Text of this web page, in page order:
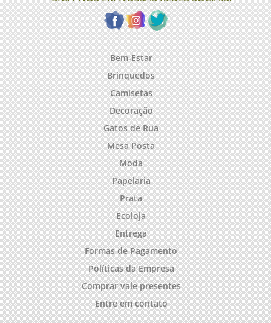
Bem-Estar
Brinquedos
Camisetas
Decoração
Gatos de Rua
Mesa Posta
Moda
Papelaria
Prata
Ecoloja
Entrega
Formas de Pagamento
Políticas da Empresa
Comprar vale presentes
Entre em contato